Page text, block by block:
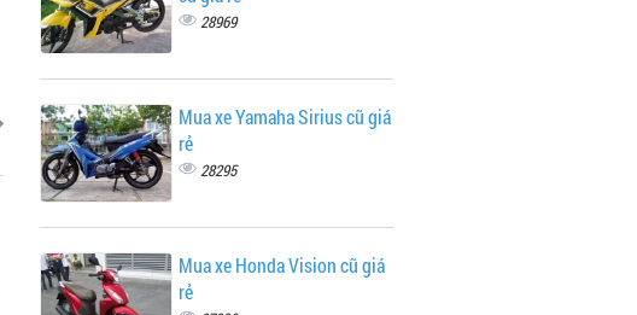
28969
Mua xe Yamaha Sirius cũ giá
rẻ
28295
Mua xe Honda Vision cũ giá
rẻ